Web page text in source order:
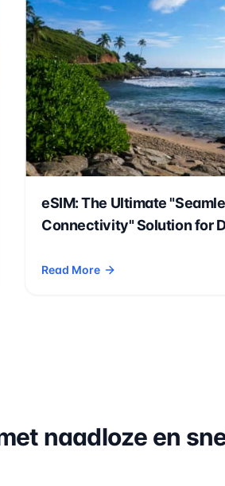
Europe Travel in 2026
eSIM: The Ultimate
Connectivity" Solution for
Expatriates
Read More
- eSIM: The Ultimate "Seamless
naadloze en